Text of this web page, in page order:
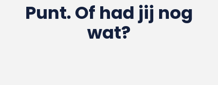
Punt. Of had jij nog
wat?